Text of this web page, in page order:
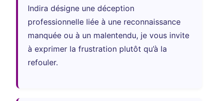
Indira désigne une déception
professionnelle liée à une reconnaissance
manquée ou à un malentendu, je vous invite
à exprimer la frustration plutôt qu’à la
refouler.